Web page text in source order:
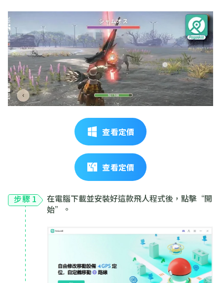
查看定價
查看定價
步驟 1
在電腦下載並安裝好這款飛人程式後，點擊“開
始”。